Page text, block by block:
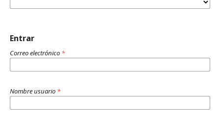
Entrar
Correo electrónico *
Nombre usuario *